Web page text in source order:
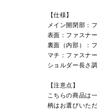
【仕様】
メイン開閉部：
表面：ファスナ
裏面（内部）：
マチ：ファスナ
ショルダー長さ
【注意点】
こちらの商品は
柄はお選びいた